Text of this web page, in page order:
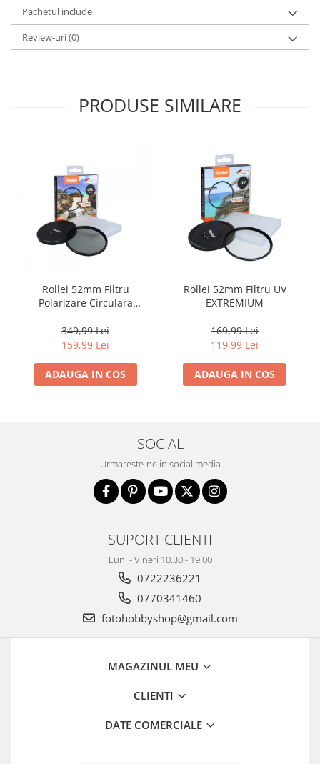
Hand Strap / Grip
Troller
Video / Camere si accesorii
Accesorii camere video de actiune
Accesorii drone
Acumulatori camere video
Lampi video
Huse Protectie / Ploaie camere
Accesorii diverse pt camere video
Camere Video Cinematice
Drone
Trepiede pentru compacte /
Monopiede foto/video
Cap trepied si monopied
Carucioare trepied (Dolly)
Placute cap trepied
Huse trepied / stativ lumini
Pachetul include
Review-uri(0)
PRODUSE SIMILARE
Rollei 52mm Filtru
Polarizare Circulara
349,99 Lei
159,99 Lei
ADAUGA IN COS
Rollei 52mm Filtru UV
EXTREMIUM
169,99 Lei
119,99 Lei
ADAUGA IN COS
SOCIAL
Urmareste-ne in social media
SUPORT CLIENTI
Luni - Vineri 10.30 - 19.00
0722236221
0770341460
fotohobbyshop@gmail.com
MAGAZINUL MEU
CLIENTI
DATE COMERCIALE